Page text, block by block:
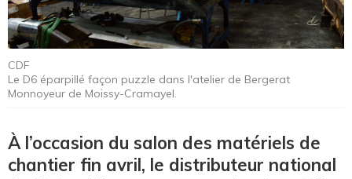
CDF
Le D6 éparpillé façon puzzle dans l'atelier de Bergerat
Monnoyeur de Moissy-Cramayel.
À l’occasion du salon des matériels de
chantier fin avril, le distributeur national